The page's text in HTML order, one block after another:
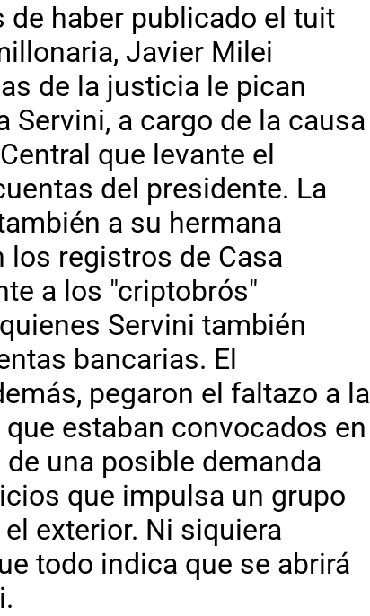
haber publicado el tuit
Javier Milei
de la justicia le pican
Servini, a cargo de la causa
que levante el
del presidente. La
a su hermana
los registros de Casa
a los "criptobrós"
Servini también
bancarias. El
pegaron el faltazo a la
estaban convocados en
una posible demanda
que impulsa un grupo
exterior. Ni siquiera
todo indica que se abrirá